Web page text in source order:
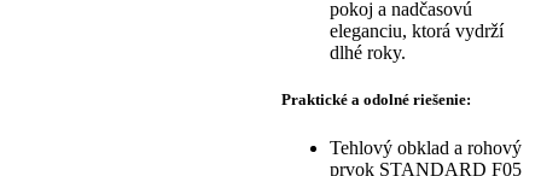
pokoj a nadčasovú
eleganciu, ktorá vydrží
dlhé roky.
Praktické a odolné riešenie:
Tehlový obklad a rohový
prvok STANDARD F05